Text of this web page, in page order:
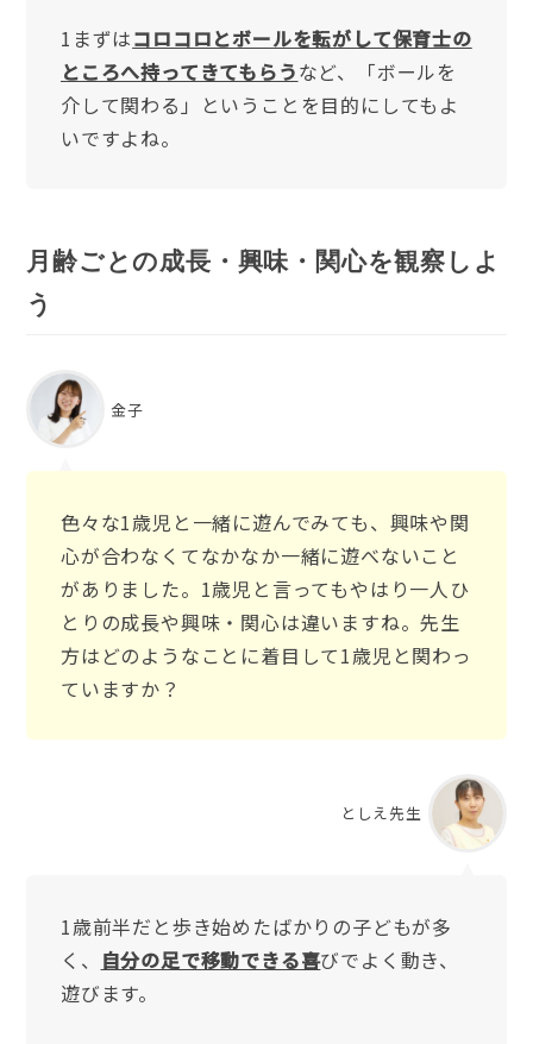
1まずはコロコロとボールを転がして保育士の
ところへ持ってきてもらうなど、「ボールを
介して関わる」ということを目的にしてもよ
いですよね。
月齢ごとの成長・興味・関心を観察しよ
う
金子
色々な1歳児と一緒に遊んでみても、興味や関
心が合わなくてなかなか一緒に遊べないこと
がありました。1歳児と言ってもやはり一人ひ
とりの成長や興味・関心は違いますね。先生
方はどのようなことに着目して1歳児と関わっ
ていますか？
としえ先生
1歳前半だと歩き始めたばかりの子どもが多
く、 自分の足で移動できる喜びでよく動き、
遊びます。